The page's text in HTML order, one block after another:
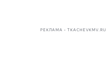
РЕКЛАМА • TKACHEVKMV.RU